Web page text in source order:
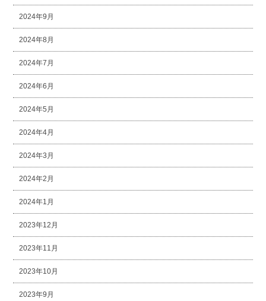
2024年9月
2024年8月
2024年7月
2024年6月
2024年5月
2024年4月
2024年3月
2024年2月
2024年1月
2023年12月
2023年11月
2023年10月
2023年9月